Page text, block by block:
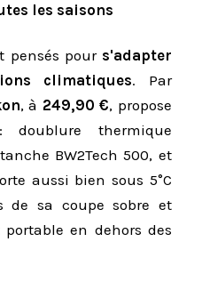
les saisons
pensés pour s'adapter
climatiques. Par
, à 249,90 €, propose
thermique
BW2Tech 500, et
aussi bien sous 5°C
de sa coupe sobre et
en dehors des